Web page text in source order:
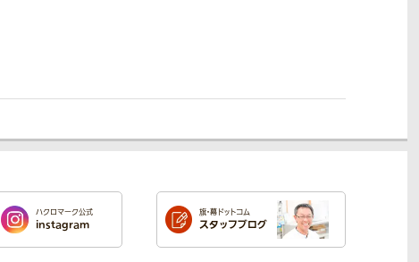
ハクロマーク公式
instagram
旗・幕ドットコム
スタッフブログ